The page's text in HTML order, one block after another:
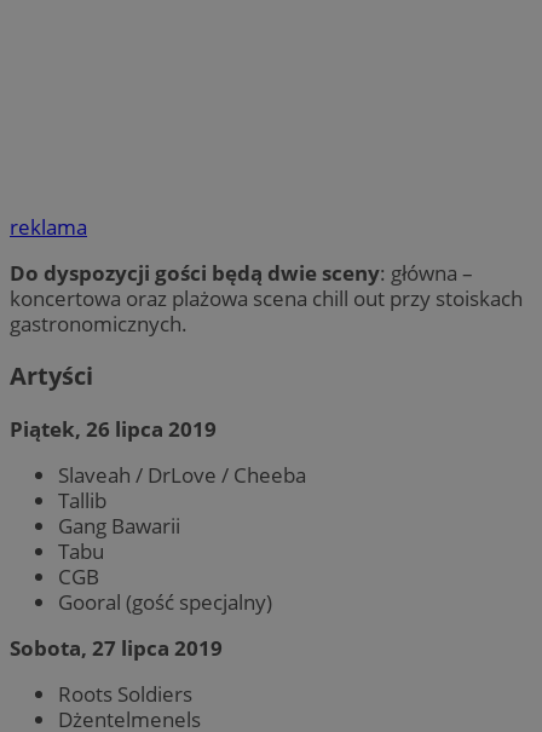
reklama
Do dyspozycji gości będą dwie sceny: główna –
koncertowa oraz plażowa scena chill out przy stoiskach
gastronomicznych.
Artyści
Piątek, 26 lipca 2019
Slaveah / DrLove / Cheeba
Tallib
Gang Bawarii
Tabu
CGB
Gooral (gość specjalny)
Sobota, 27 lipca 2019
Roots Soldiers
Dżentelmenels